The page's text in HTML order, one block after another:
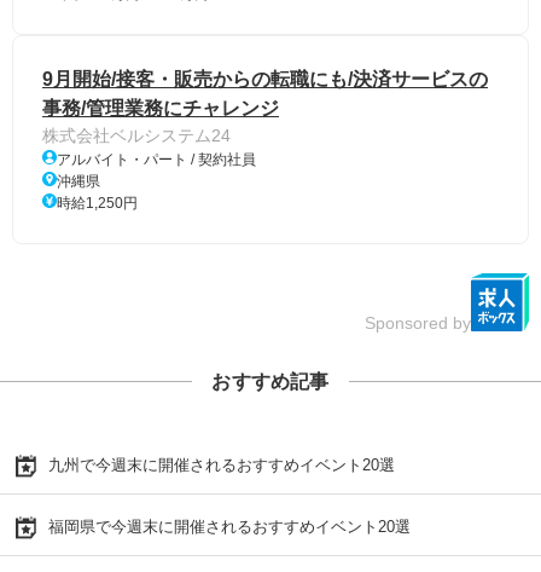
9月開始/接客・販売からの転職にも/決済サービスの
事務/管理業務にチャレンジ
株式会社ベルシステム24
アルバイト・パート / 契約社員
沖縄県
時給1,250円
Sponsored by
おすすめ記事
九州で今週末に開催されるおすすめイベント20選
福岡県で今週末に開催されるおすすめイベント20選